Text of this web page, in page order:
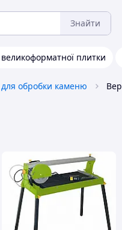
Знайти
плитки
обробки каменю